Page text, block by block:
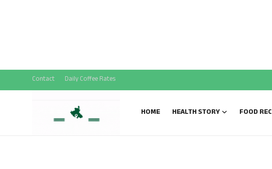
Contact Daily Coffee Rates
HOME HEALTH STORY FOOD
Sports News